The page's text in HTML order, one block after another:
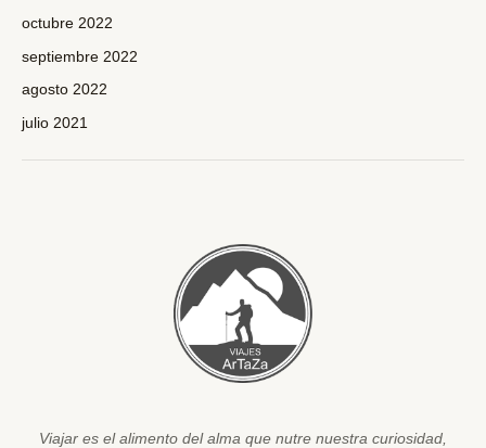
octubre 2022
septiembre 2022
agosto 2022
julio 2021
Viajar es el alimento del alma que nutre nuestra curiosidad,